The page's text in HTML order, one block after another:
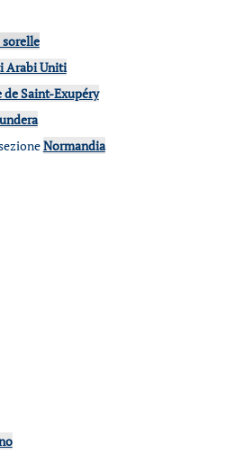
sorelle
Arabi Uniti
Saint-Exupéry
Normandia